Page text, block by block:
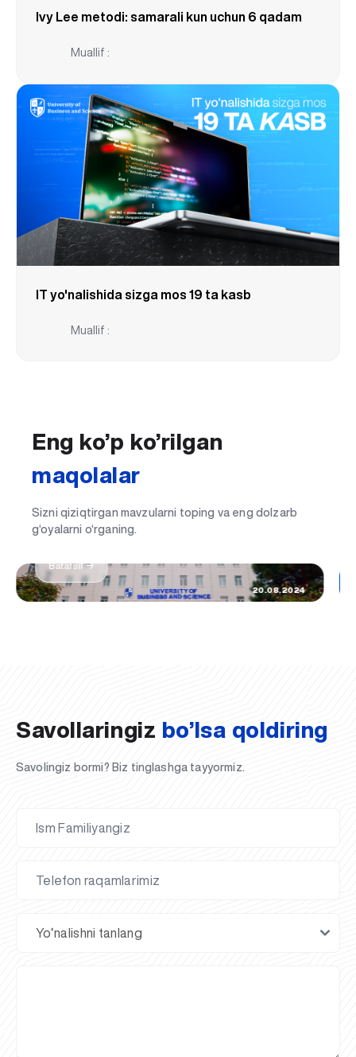
Ivy Lee metodi: samarali kun uchun 6 qadam
Muallif :
IT yo'nalishida sizga mos 19 ta kasb
Muallif :
Eng ko’p ko’rilgan
maqolalar
Sizni qiziqtirgan mavzularni toping va eng dolzarb
g‘oyalarni o‘rganing.
20.08.2024
Hayotimdagi eng muhim kun: UBS talabasi
Batafsil →
Savollaringiz bo’lsa qoldiring
Savolingiz bormi? Biz tinglashga tayyormiz.